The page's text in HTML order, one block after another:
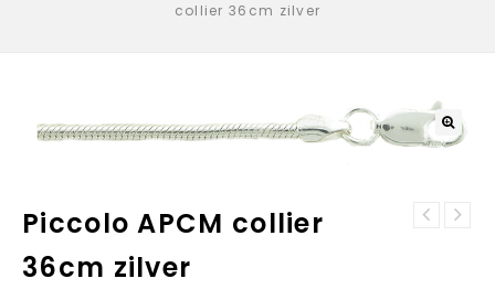
collier 36cm zilver
Piccolo APCM collier
36cm zilver